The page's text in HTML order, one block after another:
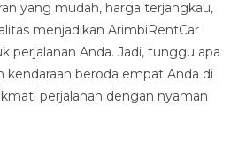
yang mudah, harga terjangkau,
menjadikan ArimbiRentCar
perjalanan Anda. Jadi, tunggu apa
kendaraan beroda empat Anda di
perjalanan dengan nyaman